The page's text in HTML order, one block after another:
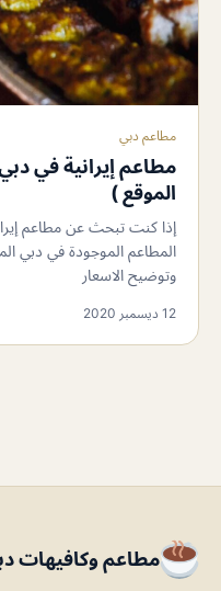
مطاعم دبي
مطاعم إيرانية في
الموقع )
إذا كنت تبحث عن مطاعم
المطاعم الموجودة في دبي
وتوضيح الاسعار
12 ديسمبر 2020
مطاعم وكافيهات